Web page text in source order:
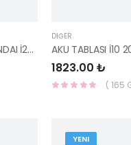
AKÜ MUHAFAZA KILIFI BENZİNLİ HYUNDAI İ20 2008-2014 37112-A7000-HMC
DIĞER
AKU TABLASI İ10
1823.00 ₺
( 165
YENI